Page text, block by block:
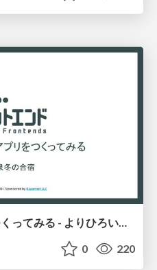
VisionOS 向けアプリをつくってみる - よりひろいフロントエンド
0 220